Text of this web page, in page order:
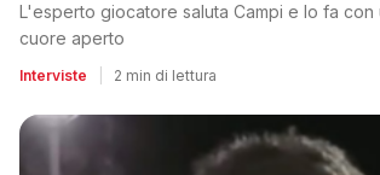
L'esperto giocatore saluta Campi e lo fa con
cuore aperto
Interviste 2 min di lettura